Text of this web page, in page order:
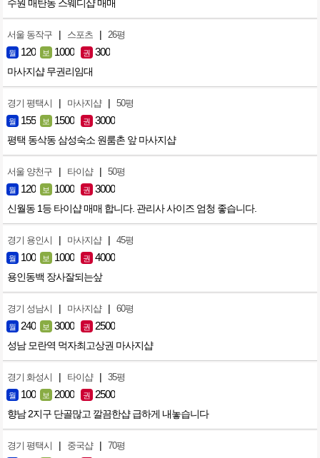
수원 매탄동 스웨디샵 매매
서울 동작구 | 스포츠 | 26평
월 120 보 1000 권 300
마사지샵 무권리임대
경기 평택시 | 마사지샵 | 50평
월 155 보 1500 권 3000
평택 동삭동 삼성숙소 원룸촌 앞 마사지샵
서울 양천구 | 타이샵 | 50평
월 120 보 1000 권 3000
신월동 1등 타이샵 매매 합니다. 관리사 사이즈 엄청 좋습니다.
경기 용인시 | 마사지샵 | 45평
월 100 보 1000 권 4000
용인동백 장사잘되는샆
경기 성남시 | 마사지샵 | 60평
월 240 보 3000 권 2500
성남 모란역 먹자최고상권 마사지샵
경기 화성시 | 타이샵 | 35평
월 100 보 2000 권 2500
향남 2지구 단골많고 깔끔한샵 급하게 내놓습니다
경기 평택시 | 중국샵 | 70평